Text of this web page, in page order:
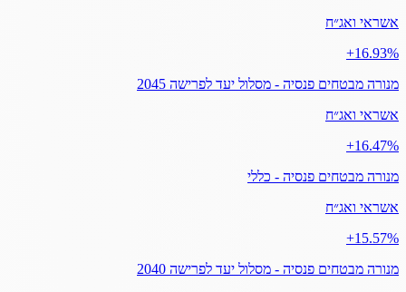
אשראי ואג״ח
‎+16.93%
מנורה מבטחים פנסיה - מסלול יעד לפרישה 2045
אשראי ואג״ח
‎+16.47%
מנורה מבטחים פנסיה - כללי
אשראי ואג״ח
‎+15.57%
מנורה מבטחים פנסיה - מסלול יעד לפרישה 2040